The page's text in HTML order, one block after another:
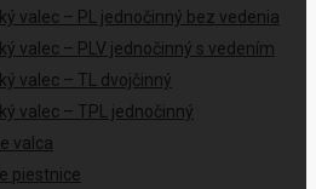
valec – PL jednočinný bez vedenia
valec – PLV jednočinný s vedením
valec – TL dvojčinný
valec – TPL jednočinný
valca
piestnice